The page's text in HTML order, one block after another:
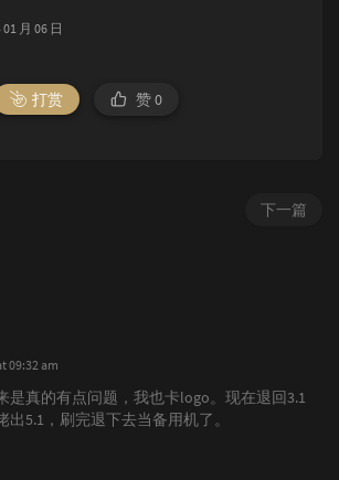
月 06 日
打赏 赞0
下一篇
09:32 am
是真的有点问题，我也卡logo。现在退回3.1
出5.1，刷完退下去当备用机了。